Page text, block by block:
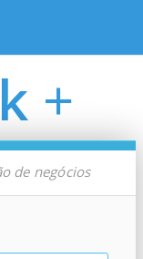
+
de negócios